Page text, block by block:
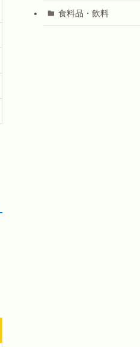
食料品・飲料